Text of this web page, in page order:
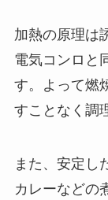
加熱の原理は
電気コンロと
す。よって燃
すことなく調
また、安定し
カレーなどの